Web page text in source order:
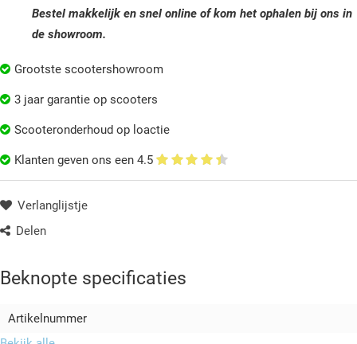
Bestel makkelijk en snel online of kom het ophalen bij ons in
de showroom.
Grootste scootershowroom
3 jaar garantie op scooters
Scooteronderhoud op loactie
Klanten geven ons een 4.5
Verlanglijstje
Delen
Beknopte specificaties
Artikelnummer